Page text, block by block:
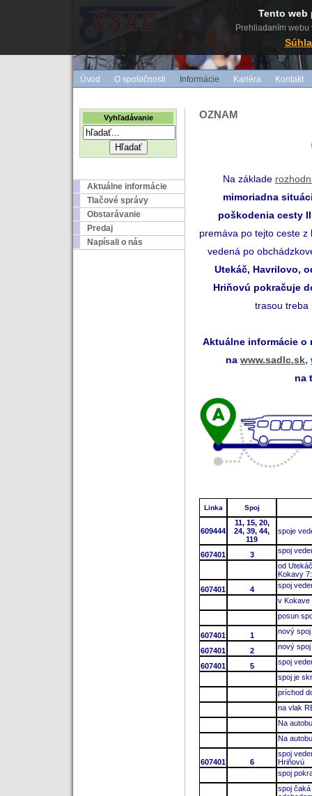
Úvod O spoločnosti Informácie Kariéra Kontakt
Vyhľadávanie
Aktuálne informácie
Tlačové správy
Obstarávanie
Predaj
Napísali o nás
OZNAM
Na základe
mimoriadna
poškodeniacesty
premáva po tejto ceste z
vedená po
Utekáč, Havrilovo,
Hriňovú pokračuje
trasou treba
Aktuálne informácie o
na www.sadlc.sk,
na
Linka Spoj
609444
11, 15, 20,
24, 39, 44,
119
spoje
607401 3
spoj
od
Kokavy
607401
4
spoj
v Kokave
posun
607401 1 nový
607401 2 nový
607401 5
spoj
spoj je
príchod
na vlak
Na
Na
607401 6
spoj
Hriňovú
spoj
spoj
Tento web
Prehliadaním